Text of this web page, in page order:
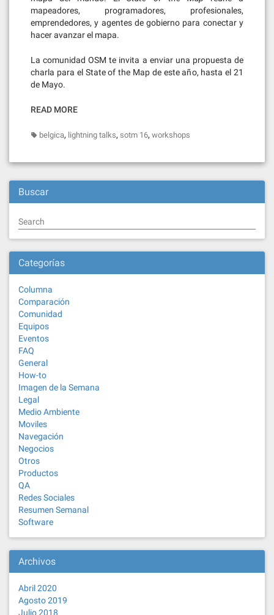
mapeadores, programadores, profesionales,
emprendedores, y agentes de gobierno para conectar y
hacer avanzar el mapa.
La comunidad OSM te invita a enviar una propuesta de
charla para el State of the Map de este año, hasta el 21
de Mayo.
READ MORE
belgica, lightning talks, sotm 16, workshops
Buscar
Search
Categorías
Columna
Comparación
Comunidad
Equipos
Eventos
FAQ
General
How-to
Imagen de la Semana
Legal
Medio Ambiente
Moviles
Navegación
Negocios
Otros
Productos
QA
Redes Sociales
Resumen Semanal
Software
Archivos
Abril 2020
Agosto 2019
Julio 2018